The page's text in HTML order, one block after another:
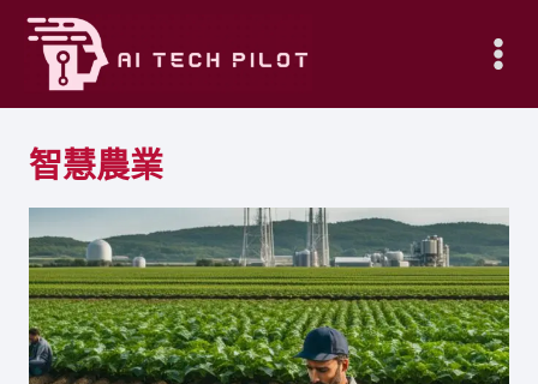
Skip
content
智慧農業